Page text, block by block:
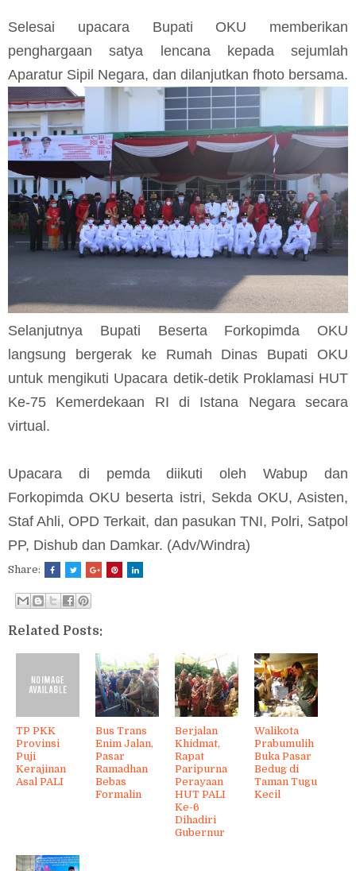
Selesai upacara Bupati OKU memberikan
penghargaan satya lencana kepada sejumlah
Aparatur Sipil Negara, dan dilanjutkan fhoto bersama.
Selanjutnya Bupati Beserta Forkopimda OKU
langsung bergerak ke Rumah Dinas Bupati OKU
untuk mengikuti Upacara detik-detik Proklamasi HUT
Ke-75 Kemerdekaan RI di Istana Negara secara
virtual.
Upacara di pemda diikuti oleh Wabup dan
Forkopimda OKU beserta istri, Sekda OKU, Asisten,
Staf Ahli, OPD Terkait, dan pasukan TNI, Polri, Satpol
PP, Dishub dan Damkar. (Adv/Windra)
Share:
Related Posts:
TP PKK
Provinsi
Puji
Kerajinan
Asal PALI
Bus Trans
Enim Jalan,
Pasar
Ramadhan
Bebas
Formalin
Berjalan
Khidmat,
Rapat
Paripurna
Perayaan
HUT PALI
Ke-6
Dihadiri
Gubernur
Walikota
Prabumulih
Buka Pasar
Bedug di
Taman Tugu
Kecil